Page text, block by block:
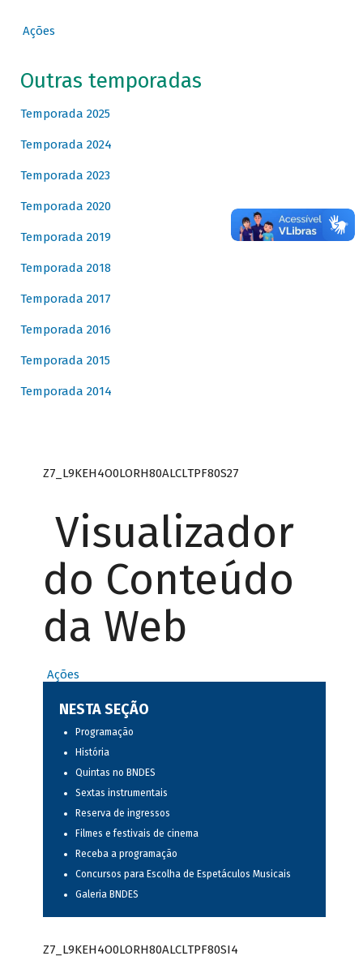
Ações
Outras temporadas
Temporada 2025
Temporada 2024
Temporada 2023
Temporada 2020
Temporada 2019
Temporada 2018
Temporada 2017
Temporada 2016
Temporada 2015
Temporada 2014
Z7_L9KEH4O0LORH80ALCLTPF80S27
Visualizador
do Conteúdo
da Web
Ações
NESTA SEÇÃO
Programação
História
Quintas no BNDES
Sextas instrumentais
Reserva de ingressos
Filmes e festivais de cinema
Receba a programação
Concursos para Escolha de Espetáculos Musicais
Galeria BNDES
Z7_L9KEH4O0LORH80ALCLTPF80SI4